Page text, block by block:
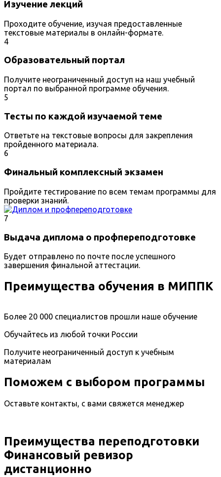
Изучение лекций
Проходите обучение, изучая предоставленные
текстовые материалы в онлайн-формате.
4
Образовательный портал
Получите неограниченный доступ на наш учебный
портал по выбранной программе обучения.
5
Тесты по каждой изучаемой теме
Ответьте на текстовые вопросы для закрепления
пройденного материала.
6
Финальный комплексный экзамен
Пройдите тестирование по всем темам программы для
проверки знаний.
7
Выдача диплома о профпереподготовке
Будет отправлено по почте после успешного
завершения финальной аттестации.
Преимущества обучения в МИППК
Более 20 000 специалистов прошли наше обучение
Обучайтесь из любой точки России
Получите неограниченный доступ к учебным
материалам
Поможем с выбором программы
Оставьте контакты, с вами свяжется менеджер
Преимущества переподготовки
Финансовый ревизор
дистанционно